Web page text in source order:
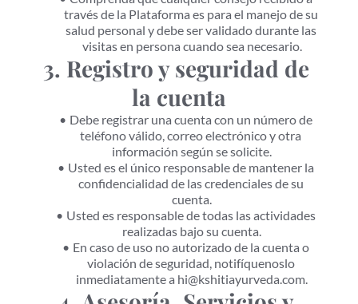
través de la Plataforma es para el manejo de su
salud personal y debe ser validado durante las
visitas en persona cuando sea necesario.
3. Registro y seguridad de
la cuenta
Debe registrar una cuenta con un número de
teléfono válido, correo electrónico y otra
información según se solicite.
Usted es el único responsable de mantener la
confidencialidad de las credenciales de su
cuenta.
Usted es responsable de todas las actividades
realizadas bajo su cuenta.
En caso de uso no autorizado de la cuenta o
violación de seguridad, notifíquenoslo
inmediatamente a hi@kshitiayurveda.com.